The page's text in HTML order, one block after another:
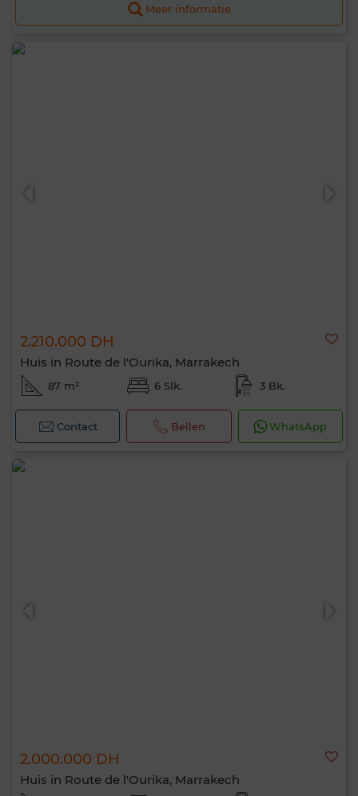
Meer informatie
2.210.000 DH
Huis in Route de l'Ourika, Marrakech
87 m² 6 Slk. 3 Bk.
Contact Bellen WhatsApp
2.000.000 DH
Huis in Route de l'Ourika, Marrakech